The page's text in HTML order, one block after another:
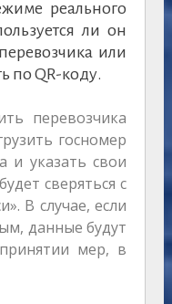
реального
ли он
или
по QR-коду.
перевозчика
госномер
и указать свои
сверяться с
В случае, если
данные будут
мер, в